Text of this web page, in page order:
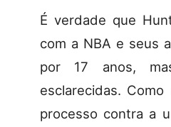
É verdade que
com a NBA e seus
por 17 anos,
esclarecidas.
processo contra a